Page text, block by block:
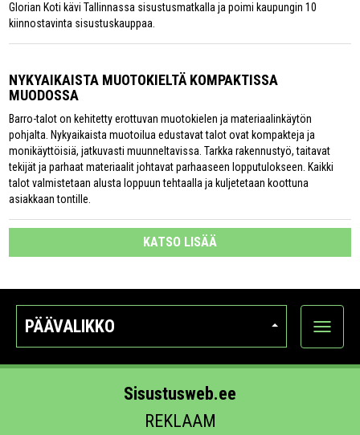
Glorian Koti kävi Tallinnassa sisustusmatkalla ja poimi kaupungin 10
kiinnostavinta sisustuskauppaa.
NYKYAIKAISTA MUOTOKIELTÄ KOMPAKTISSA
MUODOSSA
Barro-talot on kehitetty erottuvan muotokielen ja materiaalinkäytön
pohjalta. Nykyaikaista muotoilua edustavat talot ovat kompakteja ja
monikäyttöisiä, jatkuvasti muunneltavissa. Tarkka rakennustyö, taitavat
tekijät ja parhaat materiaalit johtavat parhaaseen lopputulokseen. Kaikki
talot valmistetaan alusta loppuun tehtaalla ja kuljetetaan koottuna
asiakkaan tontille.
KATSO LISÄÄ
PÄÄVALIKKO
Näytä
Sisustusweb.ee
REKLAAM